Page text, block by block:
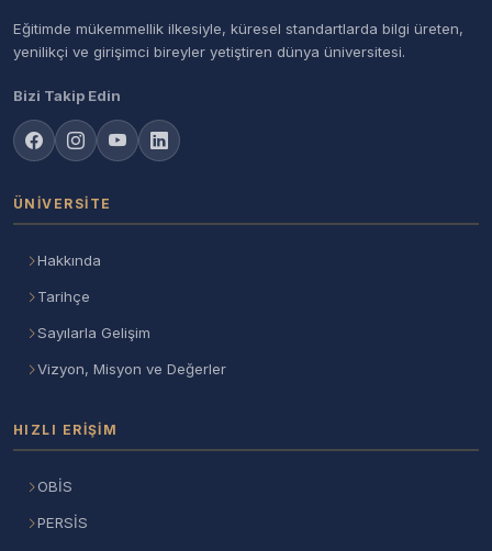
Eğitimde mükemmellik ilkesiyle, küresel standartlarda bilgi üreten,
yenilikçi ve girişimci bireyler yetiştiren dünya üniversitesi.
Bizi Takip Edin
ÜNIVERSITE
Hakkında
Tarihçe
Sayılarla Gelişim
Vizyon, Misyon ve Değerler
HIZLI ERIŞIM
OBİS
PERSİS